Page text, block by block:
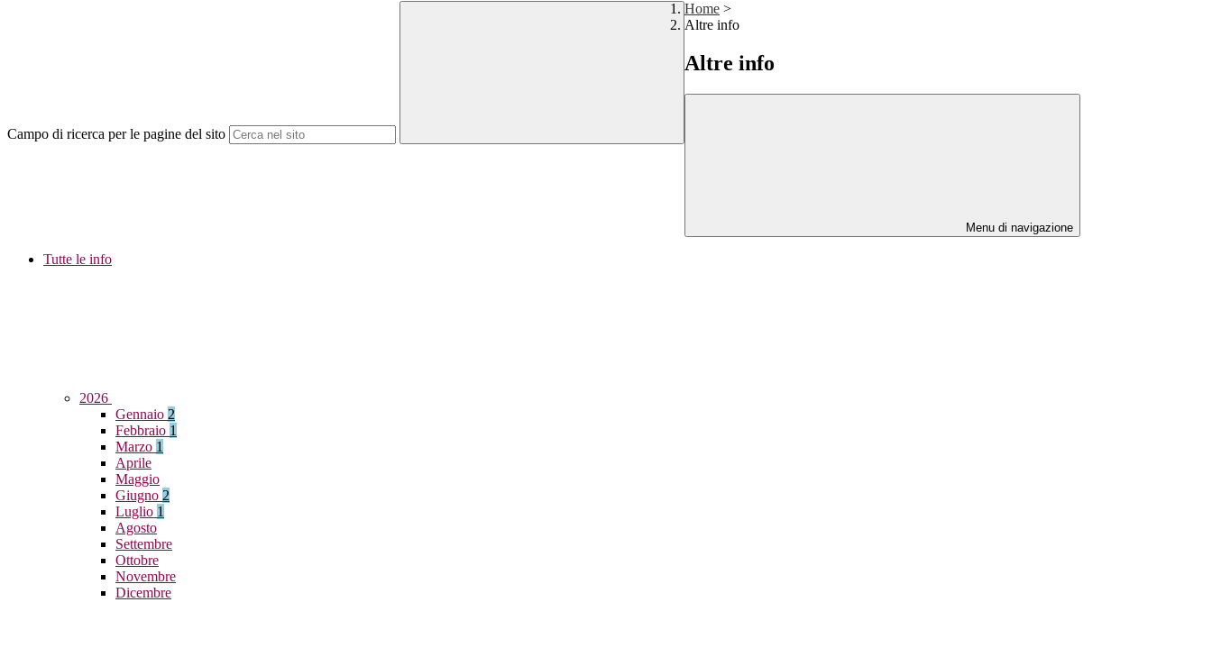
Campo di ricerca per le pagine del sito
Home >
Altre info
Altre info
Menu di navigazione
Tutte le info
2026
Gennaio 2
Febbraio 1
Marzo 1
Aprile
Maggio
Giugno 2
Luglio 1
Agosto
Settembre
Ottobre
Novembre
Dicembre